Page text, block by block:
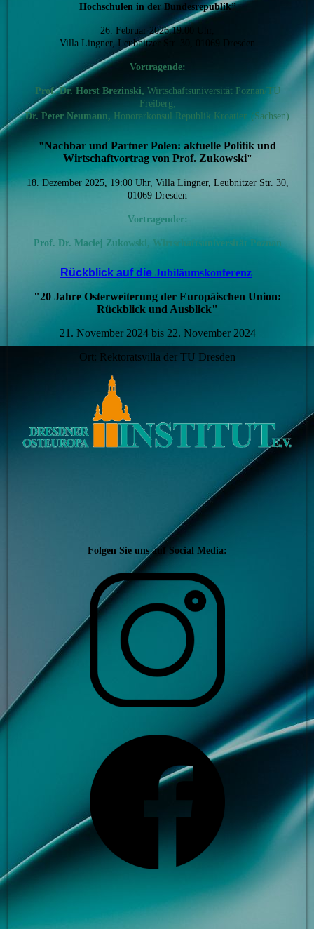
Hochschulen in der Bundesrepublik”
26. Februar 2026,19:00 Uhr,
Villa Lingner, Leubnitzer Str. 30, 01069 Dresden
Vortragende:
Prof. Dr. Horst Brezinski, Wirtschaftsuniversität Poznan/TU
Freiberg;
Dr. Peter Neumann, Honorarkonsul Republik Kroatien (Sachsen)
"Nachbar und Partner Polen: aktuelle Politik und
Wirtschaftvortrag von Prof. Zukowski"
18. Dezember 2025, 19:00 Uhr, Villa Lingner, Leubnitzer Str. 30,
01069 Dresden
Vortragender:
Prof. Dr. Maciej Zukowski, Wirtschaftsuniversität Poznan
Rückblick auf die Jubiläumskonferenz
"20 Jahre Osterweiterung der Europäischen Union:
Rückblick und Ausblick"
21. November 2024 bis 22. November 2024
Ort: Rektoratsvilla der TU Dresden
Folgen Sie uns auf Social Media: